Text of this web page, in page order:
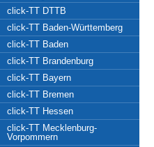
click-TT DTTB
click-TT Baden-Württemberg
click-TT Baden
click-TT Brandenburg
click-TT Bayern
click-TT Bremen
click-TT Hessen
click-TT Mecklenburg-
Vorpommern